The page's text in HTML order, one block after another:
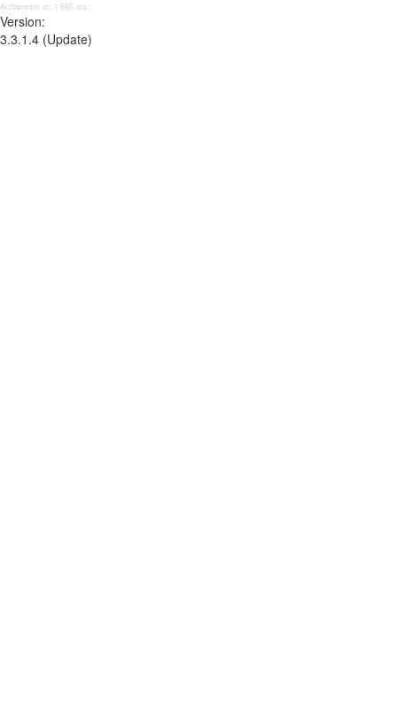
Aufbereitet in: 1’695 ms;
Version:
3.3.1.4 (Update)